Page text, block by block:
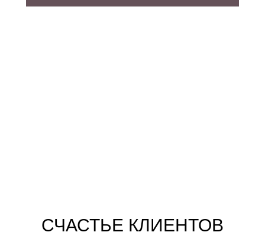
СЧАСТЬЕ КЛИЕНТОВ